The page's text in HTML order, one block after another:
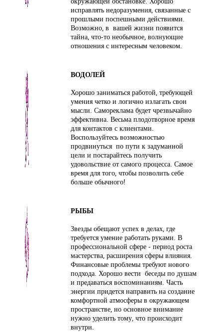
исправлять недоразумения, связанные с
прошлыми поспешными действиями.
Возможно, в вашей жизни появится
тайна, что-то необычное, волнующие
отношения с интересным человеком.
ВОДОЛЕЙ
Хорошо заниматься работой, требующей
умения четко и логично излагать свои
мысли. Самореклама будет чрезвычайно
эффективна. Весьма плодотворное время
для контактов с клиентами.
Воспользуйтесь возможностью
продвинуться по пути к задуманной
цели и постарайтесь получить
удовольствие от самого процесса. Самое
время для того, чтобы позволить себе
больше обычного!
РЫБЫ
Звезды обещают успех в делах, где
требуется умение работать руками. В
профессиональной сфере - период роста
мастерства, расширения сферы влияния.
Финансовые проблемы требуют нового
подхода. Хорошо вести беседы по душам
и предаваться воспоминаниям. Часть
энергии придется направить на создание
комфортной атмосферы в окружающем
пространстве, но основное внимание
нужно уделить тому, что происходит
внутри.